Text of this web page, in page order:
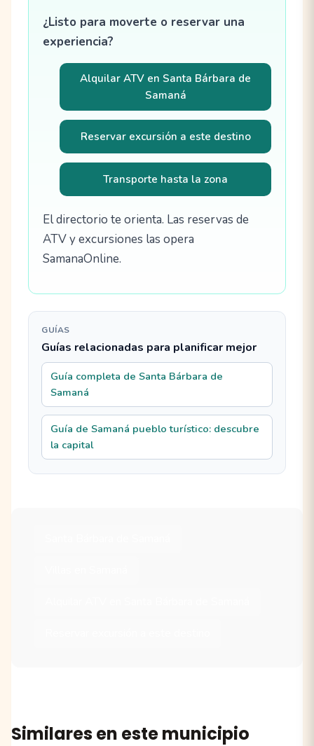
¿Listo para moverte o reservar una
experiencia?
Alquilar ATV en Santa Bárbara de
Samaná
Reservar excursión a este destino
Transporte hasta la zona
El directorio te orienta. Las reservas de
ATV y excursiones las opera
SamanaOnline.
GUÍAS
Guías relacionadas para planificar mejor
Guía completa de Santa Bárbara de
Samaná
Guía de Samaná pueblo turístico: descubre
la capital
Similares en este municipio